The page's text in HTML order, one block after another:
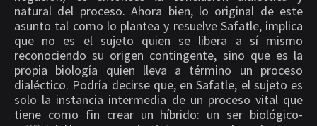
natural del proceso. Ahora bien, lo original de este
asunto tal como lo plantea y resuelve Safatle, implica
que no es el sujeto quien se libera a sí mismo
reconociendo su origen contingente, sino que es la
propia biología quien lleva a término un proceso
dialéctico. Podría decirse que, en Safatle, el sujeto es
solo la instancia intermedia de un proceso vital que
tiene como fin crear un híbrido: un ser biológico-